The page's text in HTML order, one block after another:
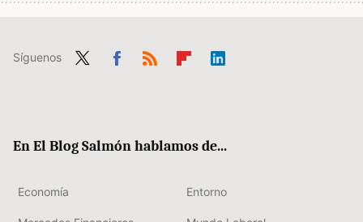
Síguenos
En El Blog Salmón hablamos de...
Economía Entorno